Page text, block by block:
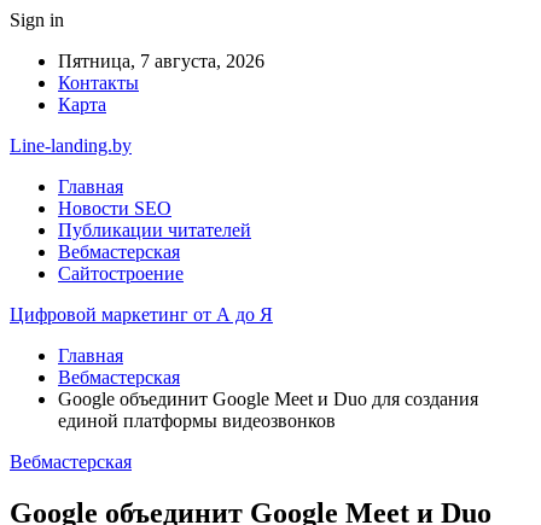
Sign in
Пятница, 7 августа, 2026
Контакты
Карта
Line-landing.by
Главная
Новости SEO
Публикации читателей
Вебмастерская
Сайтостроение
Цифровой маркетинг от А до Я
Главная
Вебмастерская
Google объединит Google Meet и Duo для создания
единой платформы видеозвонков
Вебмастерская
Google объединит Google Meet и Duo